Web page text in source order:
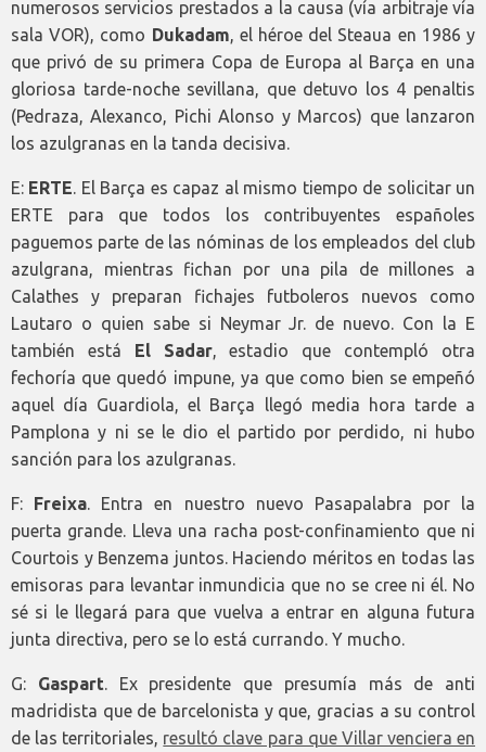
numerosos servicios prestados a la causa (vía arbitraje vía
sala VOR), como Dukadam, el héroe del Steaua en 1986 y
que privó de su primera Copa de Europa al Barça en una
gloriosa tarde-noche sevillana, que detuvo los 4 penaltis
(Pedraza, Alexanco, Pichi Alonso y Marcos) que lanzaron
los azulgranas en la tanda decisiva.
E: ERTE. El Barça es capaz al mismo tiempo de solicitar un
ERTE para que todos los contribuyentes españoles
paguemos parte de las nóminas de los empleados del club
azulgrana, mientras fichan por una pila de millones a
Calathes y preparan fichajes futboleros nuevos como
Lautaro o quien sabe si Neymar Jr. de nuevo. Con la E
también está El Sadar, estadio que contempló otra
fechoría que quedó impune, ya que como bien se empeñó
aquel día Guardiola, el Barça llegó media hora tarde a
Pamplona y ni se le dio el partido por perdido, ni hubo
sanción para los azulgranas.
F: Freixa. Entra en nuestro nuevo Pasapalabra por la
puerta grande. Lleva una racha post-confinamiento que ni
Courtois y Benzema juntos. Haciendo méritos en todas las
emisoras para levantar inmundicia que no se cree ni él. No
sé si le llegará para que vuelva a entrar en alguna futura
junta directiva, pero se lo está currando. Y mucho.
G: Gaspart. Ex presidente que presumía más de anti
madridista que de barcelonista y que, gracias a su control
de las territoriales, resultó clave para que Villar venciera en